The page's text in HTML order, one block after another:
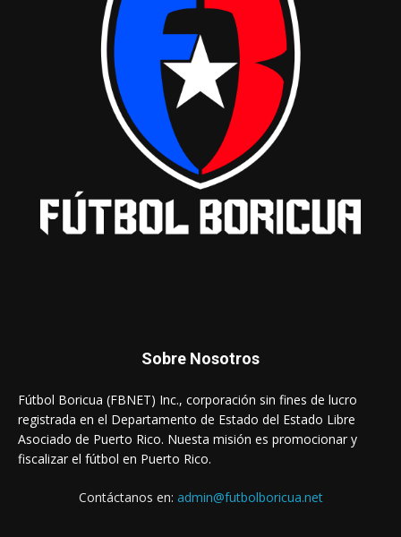
Sobre Nosotros
Fútbol Boricua (FBNET) Inc., corporación sin fines de lucro
registrada en el Departamento de Estado del Estado Libre
Asociado de Puerto Rico. Nuesta misión es promocionar y
fiscalizar el fútbol en Puerto Rico.
Contáctanos en: admin@futbolboricua.net